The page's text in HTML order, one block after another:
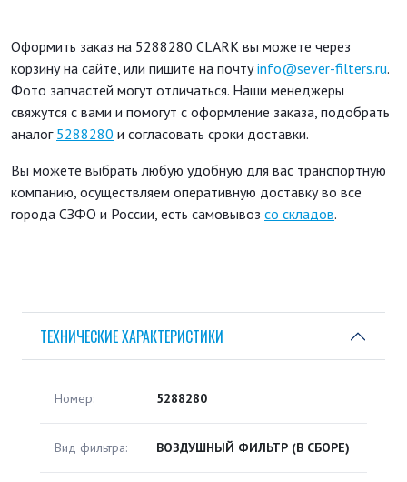
Оформить заказ на 5288280 CLARK вы можете через
корзину на сайте, или пишите на почтуinfo@sever-filters.ru.
Фото запчастей могут отличаться. Наши менеджеры
свяжутся с вами и помогут с оформление заказа, подобрать
аналог 5288280 и согласовать сроки доставки.
Вы можете выбрать любую удобную для вас транспортную
компанию, осуществляем оперативную доставку во все
города СЗФО и России, есть самовывоз со складов.
ТЕХНИЧЕСКИЕ ХАРАКТЕРИСТИКИ
Номер: 5288280
Вид фильтра: ВОЗДУШНЫЙ ФИЛЬТР (В СБОРЕ)